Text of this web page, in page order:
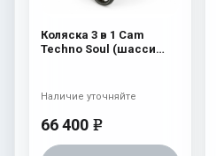
Коляска 3 в 1 Cam
Techno Soul (шасси
66 400 e
Наличие уточняйте